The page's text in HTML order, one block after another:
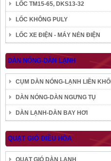
LỐC TM15-65, DKS13-32
LỐC KHÔNG PULY
LỐC XE ĐIỆN - MÁY NÉN ĐIỆN
DÀN NÓNG-DÀN LẠNH
CỤM DÀN NÓNG-LẠNH LIỀN KHỐI
DÀN NÓNG-DÀN NGƯNG TỤ
DÀN LẠNH-DÀN BAY HƠI
QUẠT GIÓ ĐIỀU HÒA
QUẠT GIÓ DÀN LẠNH